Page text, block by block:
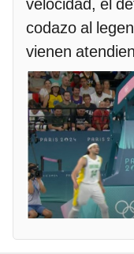
codazo al
vienen